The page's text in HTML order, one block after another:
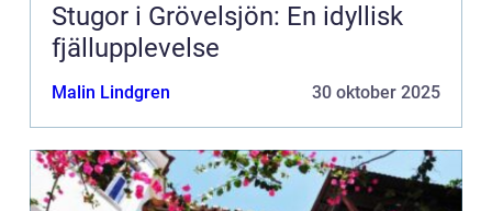
Stugor i Grövelsjön: En idyllisk
fjällupplevelse
Malin Lindgren 30 oktober 2025